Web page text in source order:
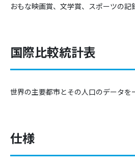
おもな映画賞、文学賞、スポーツの記
国際比較統計表
世界の主要都市とその人口のデータを
仕様